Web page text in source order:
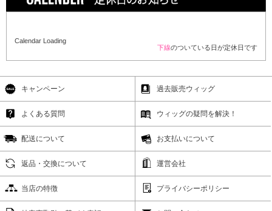
Calendar Loading
下線のついている日が定休日です
キャンペーン 過去販売ウィッグ
よくある質問 ウィッグの疑問を解決！
配送について お支払いについて
返品・交換について 運営会社
当店の特徴 プライバシーポリシー